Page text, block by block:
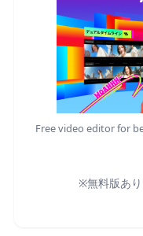
Free video editor for
※無料版あ